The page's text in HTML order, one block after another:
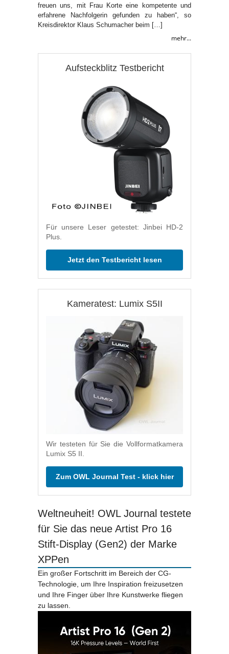
freuen uns, mit Frau Korte eine kompetente und
erfahrene Nachfolgerin gefunden zu haben“, so
Kreisdirektor Klaus Schumacher beim […]
mehr...
Aufsteckblitz Testbericht
Für unsere Leser getestet: Jinbei HD-2
Plus.
Jetzt den Testbericht lesen
Kameratest: Lumix S5II
Wir testeten für Sie die Vollformatkamera
Lumix S5 II.
Zum OWL Journal Test - klick hier
Weltneuheit! OWL Journal testete
für Sie das neue Artist Pro 16
Stift-Display (Gen2) der Marke
XPPen
Ein großer Fortschritt im Bereich der CG-
Technologie, um Ihre Inspiration freizusetzen
und Ihre Finger über Ihre Kunstwerke fliegen
zu lassen.